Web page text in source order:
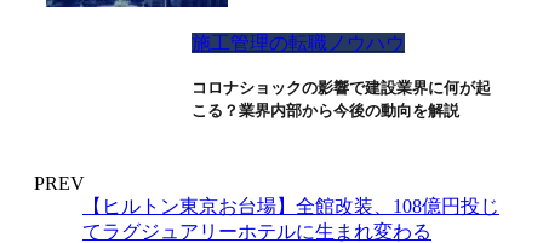
施工管理の転職ノウハウ
コロナショックの影響で建設業界に何が起
こる？業界内部から今後の動向を解説
PREV
【ヒルトン東京お台場】全館改装、108億円投じ
てラグジュアリーホテルに生まれ変わる